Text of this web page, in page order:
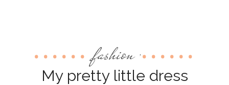
fashion ,
My pretty little dress